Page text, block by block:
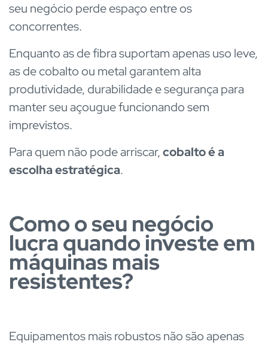
seu negócio perde espaço entre os
concorrentes.
Enquanto as de fibra suportam apenas uso leve,
as de cobalto ou metal garantem alta
produtividade, durabilidade e segurança para
manter seu açougue funcionando sem
imprevistos.
Para quem não pode arriscar,cobalto é a
escolha estratégica.
Como o seu negócio
lucra quando investe em
máquinas mais
resistentes?
Equipamentos mais robustos não são apenas